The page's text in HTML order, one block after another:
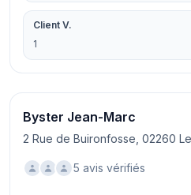
Client V.
1
Byster Jean-Marc
2 Rue de Buironfosse, 02260
5 avis vérifiés